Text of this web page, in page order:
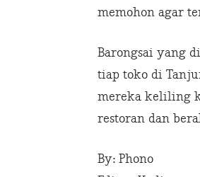
memohon agar
Barongsai yang
tiap toko di
mereka keliling
restoran dan
By: Phono